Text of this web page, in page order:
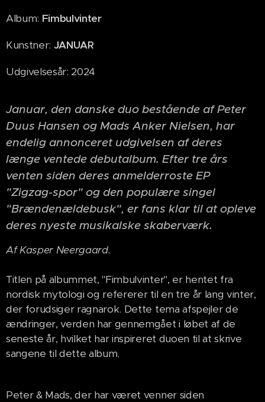
Album: Fimbulvinter
Kunstner: JANUAR
Udgivelsesår: 2024
Januar, den danske duo bestående af Peter
Duus Hansen og Mads Anker Nielsen, har
endelig annonceret udgivelsen af deres
længe ventede debutalbum. Efter tre års
venten siden deres anmelderroste EP
"Zigzag-spor" og den populære singel
"Brændenældebusk", er fans klar til at opleve
deres nyeste musikalske skaberværk.
Af Kasper Neergaard.
Titlen på albummet, "Fimbulvinter", er hentet fra
nordisk mytologi og refererer til en tre år lang vinter,
der forudsiger ragnarok. Dette tema afspejler de
ændringer, verden har gennemgået i løbet af de
seneste år, hvilket har inspireret duoen til at skrive
sangene til dette album.
Peter & Mads, der har været venner siden